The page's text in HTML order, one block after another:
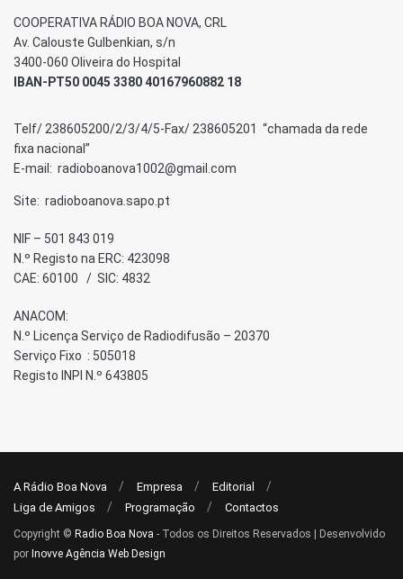
COOPERATIVA RÁDIO BOA NOVA, CRL
Av. Calouste Gulbenkian, s/n
3400-060 Oliveira do Hospital
IBAN-PT50 0045 3380 40167960882 18
Telf/ 238605200/2/3/4/5-Fax/ 238605201 “chamada da rede
fixa nacional”
E-mail: radioboanova1002@gmail.com
Site: radioboanova.sapo.pt
NIF – 501 843 019
N.º Registo na ERC: 423098
CAE: 60100 / SIC: 4832
ANACOM:
N.º Licença Serviço de Radiodifusão – 20370
Serviço Fixo : 505018
Registo INPI N.º 643805
A Rádio Boa Nova Empresa
Editorial
Liga de Amigos
Programação Contactos
Copyright © Radio Boa Nova - Todos os Direitos Reservados | Desenvolvido
por Inovve Agência Web Design